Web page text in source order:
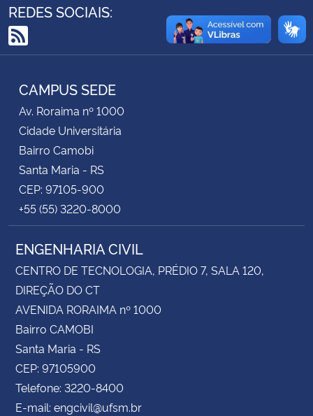
Ministério do Desenvolvimento Regional
Ministério da Mulher, da Família e dos Direitos Humanos
Secretaria-Geral
Secretaria de Governo
Gabinete de Segurança Institucional
Advocacia-Geral da União
Banco Central do Brasil
REDES SOCIAIS:
RSS
CAMPUS SEDE
Av. Roraima nº 1000
Cidade Universitária
Bairro Camobi
Santa Maria - RS
CEP: 97105-900
+55 (55) 3220-8000
ENGENHARIA CIVIL
CENTRO DE TECNOLOGIA, PRÉDIO 7, SALA 120,
DIREÇÃO DO CT
AVENIDA RORAIMA nº 1000
Bairro CAMOBI
Santa Maria - RS
CEP: 97105900
Telefone: 3220-8400
E-mail: engcivil@ufsm.br